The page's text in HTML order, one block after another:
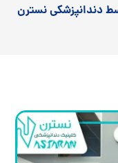
دندانپزشکی نسترن